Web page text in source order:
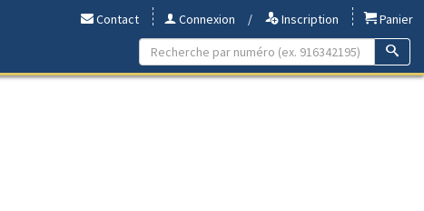
Contact Connexion / Inscription
Panier